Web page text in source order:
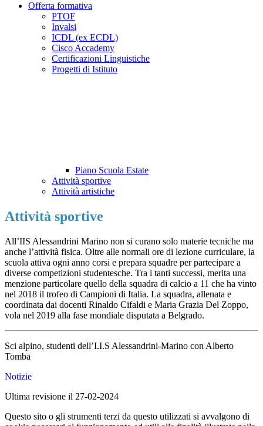
Offerta formativa
PTOF
Invalsi
ICDL (ex ECDL)
Cisco Accademy
Certificazioni Linguistiche
Progetti di Istituto
Piano Scuola Estate
Attività sportive
Attività artistiche
Attività sportive
All’IIS Alessandrini Marino non si curano solo materie tecniche ma
anche l’attività fisica. Oltre alle normali ore di lezione curriculare, la
scuola attiva ogni anno corsi e prepara squadre per partecipare a
diverse competizioni studentesche. Tra i tanti successi, merita una
menzione particolare quello della squadra di calcio a 11 che ha vinto
nel 2018 il trofeo di Campioni di Italia. La squadra, allenata e
coordinata dai docenti Rinaldo Cifaldi e Maria Grazia Del Zoppo,
vola nel 2019 alla fase mondiale disputata a Belgrado.
Sci alpino, studenti dell’I.I.S Alessandrini-Marino con Alberto
Tomba
Notizie
Ultima revisione il 27-02-2024
Questo sito o gli strumenti terzi da questo utilizzati si avvalgono di